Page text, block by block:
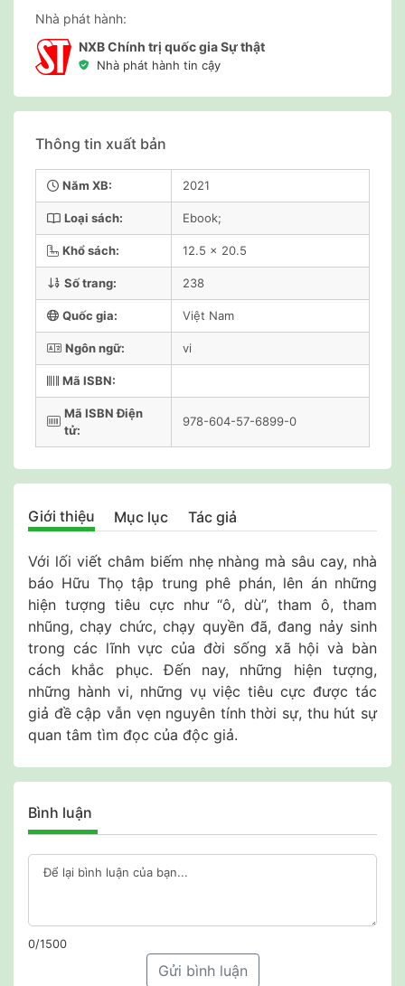
Nhà phát hành:
NXB Chính trị quốc gia Sự thật
Nhà phát hành tin cậy
Thông tin xuất bản
Năm XB: 2021
Loại sách: Ebook;
Khổ sách: 12.5 x 20.5
Số trang: 238
Quốc gia: Việt Nam
Ngôn ngữ: vi
Mã ISBN:
Mã ISBN Điện
tử:
978-604-57-6899-0
Giới thiệu Mục lục Tác giả
Với lối viết châm biếm nhẹ nhàng mà sâu cay, nhà
báo Hữu Thọ tập trung phê phán, lên án những
hiện tượng tiêu cực như “ô, dù”, tham ô, tham
nhũng, chạy chức, chạy quyền đã, đang nảy sinh
trong các lĩnh vực của đời sống xã hội và bàn
cách khắc phục. Đến nay, những hiện tượng,
những hành vi, những vụ việc tiêu cực được tác
giả đề cập vẫn vẹn nguyên tính thời sự, thu hút sự
quan tâm tìm đọc của độc giả.
Bình luận
0/1500
Gửi bình luận